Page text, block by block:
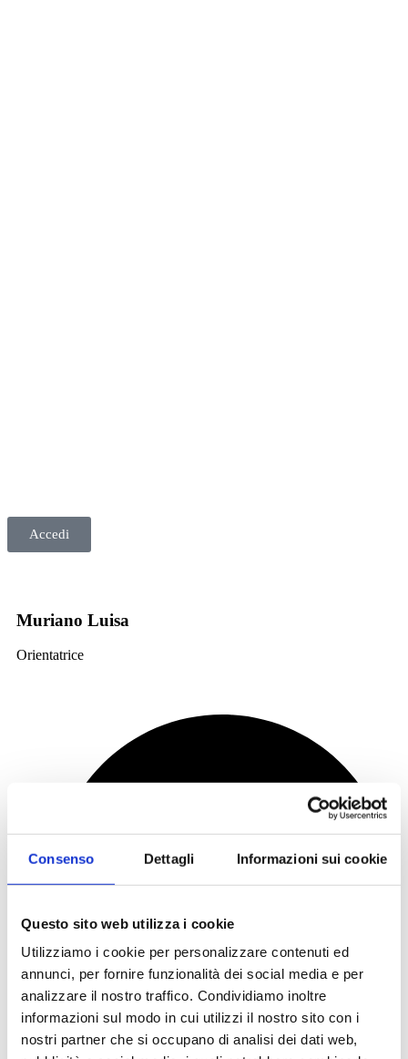
Consenso Dettagli Informazioni sui cookie
Questo sito web utilizza i cookie
Utilizziamo i cookie per personalizzare contenuti ed
annunci, per fornire funzionalità dei social media e per
analizzare il nostro traffico. Condividiamo inoltre
informazioni sul modo in cui utilizzi il nostro sito con i
nostri partner che si occupano di analisi dei dati web,
Accedi
Muriano Luisa
Orientatrice